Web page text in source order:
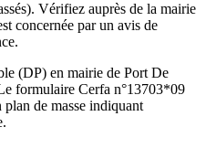
Vérifiez auprès de la mairie
concernée par un avis de
(DP) en mairie de Port De
formulaire Cerfa n°13703*09
de masse indiquant